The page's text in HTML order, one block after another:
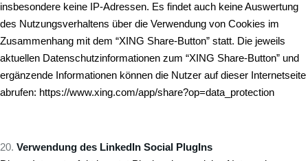
insbesondere keine IP-Adressen. Es findet auch keine Auswertung
des Nutzungsverhaltens über die Verwendung von Cookies im
Zusammenhang mit dem “XING Share-Button” statt. Die jeweils
aktuellen Datenschutzinformationen zum “XING Share-Button” und
ergänzende Informationen können die Nutzer auf dieser Internetseite
abrufen: https://www.xing.com/app/share?op=data_protection
Verwendung des LinkedIn Social PlugIns